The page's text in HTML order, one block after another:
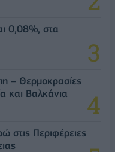
0,08%, στα
– Θερμοκρασίες
και Βαλκάνια
στις Περιφέρειες